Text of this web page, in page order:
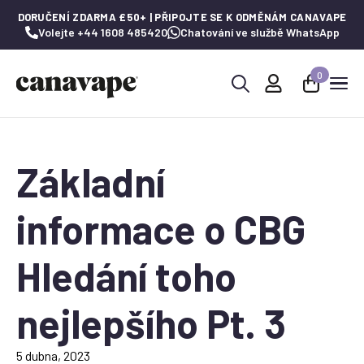
DORUČENÍ ZDARMA £50+ | PŘIPOJTE SE K ODMĚNÁM CANAVAPE
Volejte +44 1608 485420 Chatování ve službě WhatsApp
0
Základní
informace o CBG
Hledání toho
nejlepšího Pt. 3
5 dubna, 2023